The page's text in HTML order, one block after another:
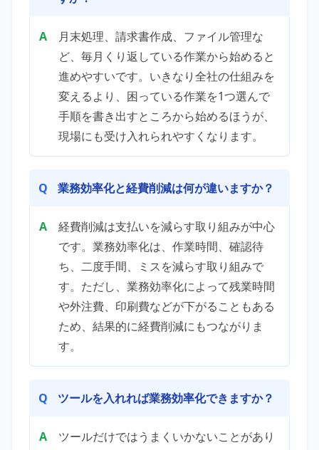
月末処理、請求書作成、ファイル管理な
ど、毎月くり返している作業から始めると
進めやすいです。いきなり全社の仕組みを
変えるより、困っている作業を1つ選んで
手順を書き出すところから始めるほうが、
現場にも受け入れられやすくなります。
業務効率化と経費削減は何が違いますか？
経費削減は支払いを減らす取り組みが中心
です。業務効率化は、作業時間、確認待
ち、二度手間、ミスを減らす取り組みで
す。ただし、業務効率化によって残業時間
や外注費、印刷費などが下がることもある
ため、結果的に経費削減にもつながりま
す。
ツールを入れれば業務効率化できますか？
ツールだけではうまくいかないことがあり